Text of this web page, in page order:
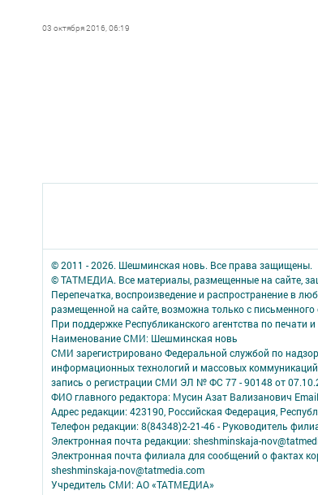
03 октября 2016, 06:19
© 2011 - 2026. Шешминская новь. Все права защищены.
© ТАТМЕДИА. Все материалы, размещенные на сайте,
Перепечатка, воспроизведение и распространение в
размещенной на сайте, возможна только с
При поддержке Республиканского агентства по
Наименование СМИ: Шешминская новь
СМИ зарегистрировано Федеральной службой по
информационных технологий и массовых коммуникаций
запись о регистрации СМИ ЭЛ № ФС 77 - 90148 от
ФИО главного редактора: Мусин Азат Вализанович
Адрес редакции: 423190, Российская Федерация,
Телефон редакции: 8(84348)2-21-46 - Руководитель
Электронная почта редакции: sheshminskaja-
Электронная почта филиала для сообщений о фактах
sheshminskaja-nov@tatmedia.com
Учредитель СМИ: АО «ТАТМЕДИА»